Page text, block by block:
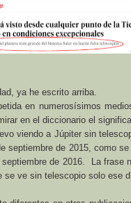
ya he escrito arriba.
en numerosísimos
en el diccionario el
viendo a Júpiter sin
septiembre de 2015, como
de 2016. La frase
ve sin telescopio solo ese